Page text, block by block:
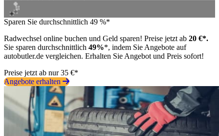
Sparen Sie durchschnittlich 49 %*
Radwechsel online buchen und Geld sparen! Preise jetzt ab 20 €*.
Sie sparen durchschnittlich 49%*, indem Sie Angebote auf
autobutler.de vergleichen. Erhalten Sie Angebot und Preis sofort!
Preise jetzt ab nur 35 €*
Angebote erhalten